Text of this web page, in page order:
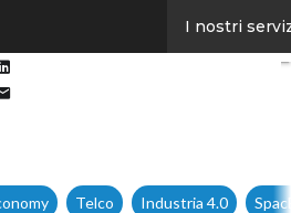
I nostri
Telco Industria 4.0